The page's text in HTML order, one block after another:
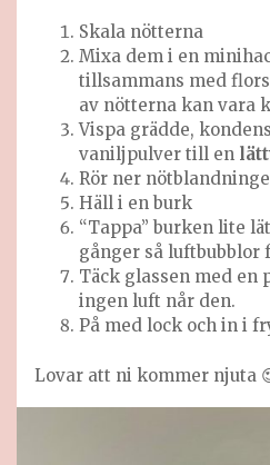
Skala nötterna
Mixa dem i en
tillsammans med
av nötterna kan vara
Vispa grädde,
vaniljpulver till en
Rör ner
Häll i en burk
“Tappa” burken lite
gånger så luftbubblor
Täck glassen med en
ingen luft når den.
På med lock och in i
Lovar att ni kommer njuta